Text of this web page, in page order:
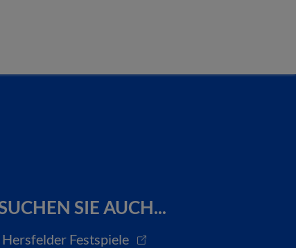
SIE AUCH...
Hersfelder Festspiele